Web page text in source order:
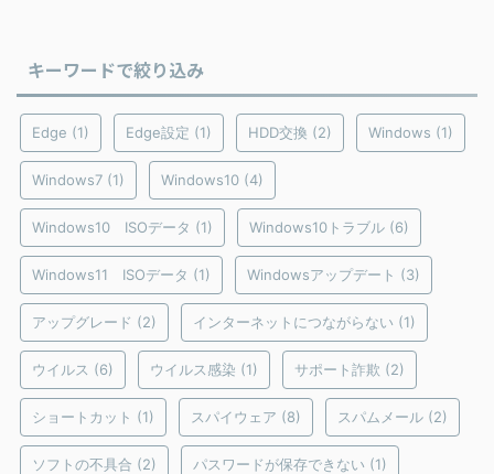
キーワードで絞り込み
Edge (1) Edge設定 (1) HDD交換 (2) Windows (1)
Windows7 (1) Windows10 (4)
Windows10 ISOデータ (1) Windows10トラブル (6)
Windows11 ISOデータ (1) Windowsアップデート (3)
アップグレード (2) インターネットにつながらない (1)
ウイルス (6) ウイルス感染 (1) サポート詐欺 (2)
ショートカット (1) スパイウェア (8) スパムメール (2)
ソフトの不具合 (2) パスワードが保存できない (1)